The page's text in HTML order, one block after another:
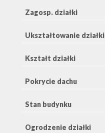
Zagosp. działki
Ukształtowanie działki
Kształt działki
Pokrycie dachu
Stan budynku
Ogrodzenie działki